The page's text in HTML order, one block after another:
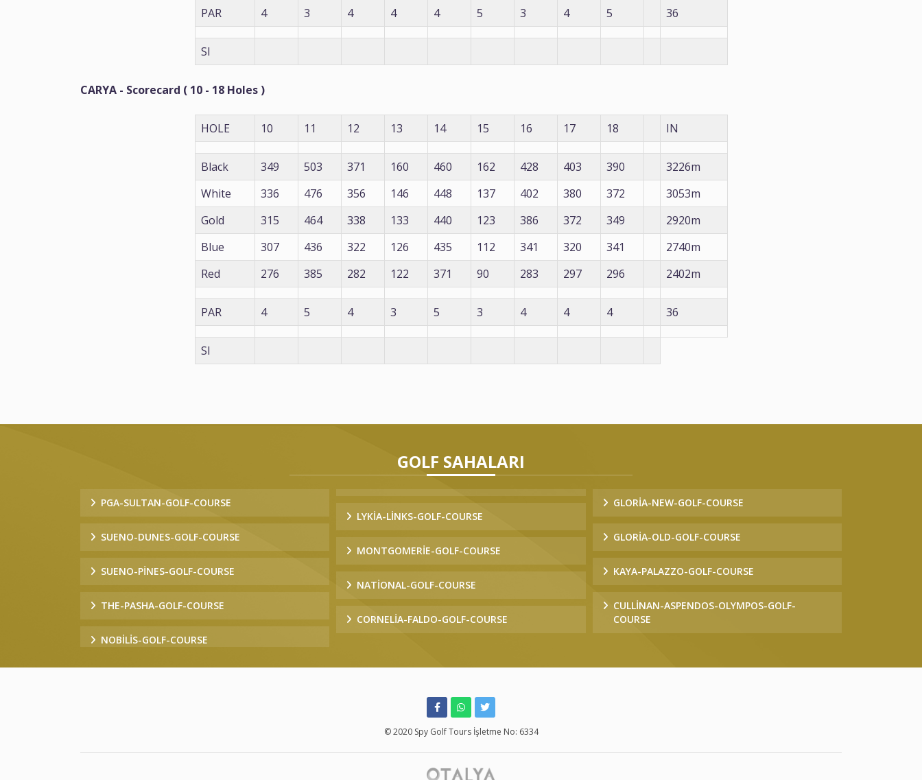
PAR 4 3 4 4 4 5 3 4 5 36
SI
CARYA - Scorecard ( 10 - 18 Holes )
HOLE 10 11 12 13 14 15 16 17 18 IN
Black 349 503 371 160 460 162 428 403 390
3226m
White
336 476 356 146 448 137 402 380 372
3053m
Gold
315 464 338 133 440 123 386 372 349
2920m
Blue
307 436 322 126 435 112 341 320 341
2740m
Red
276 385 282 122 371 90 283 297 296 2402m
PAR 4 5 4 3 5 3 4 4 4 36
SI
GOLF SAHALARI
PGA-SULTAN-GOLF-COURSE
SUENO-DUNES-GOLF-COURSE
SUENO-PINES-GOLF-COURSE
THE-PASHA-GOLF-COURSE
NOBILIS-GOLF-COURSE
LYKIA-LINKS-GOLF-COURSE
MONTGOMERIE-GOLF-COURSE
NATIONAL-GOLF-COURSE
CORNELIA-FALDO-GOLF-COURSE
GLORIA-NEW-GOLF-COURSE
GLORIA-OLD-GOLF-COURSE
KAYA-PALAZZO-GOLF-COURSE
CULLINAN-ASPENDOS-OLYMPOS-GOLF-
COURSE
© 2020 Spy Golf Tours İşletme No: 6334